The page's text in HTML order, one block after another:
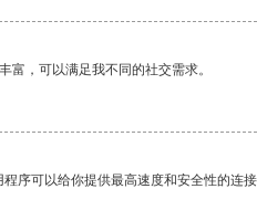
富，可以满足我不同的社交需求。
序可以给你提供最高速度和安全性的连